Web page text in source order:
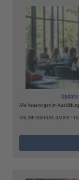
Alle Neuerungen im
ONLINE-SEMINAR, DAUER 1